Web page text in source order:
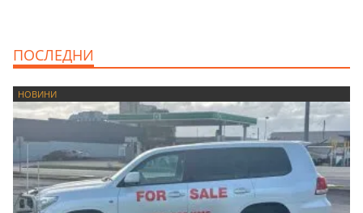
ПОСЛЕДНИ
НОВИНИ